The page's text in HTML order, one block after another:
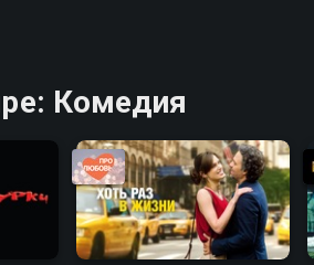
Комедия